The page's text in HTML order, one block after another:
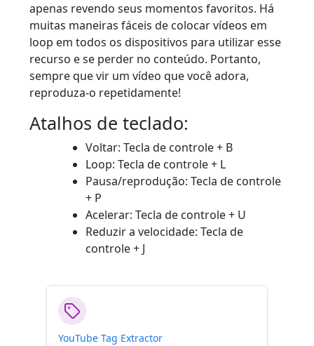
apenas revendo seus momentos favoritos. Há
muitas maneiras fáceis de colocar vídeos em
loop em todos os dispositivos para utilizar esse
recurso e se perder no conteúdo. Portanto,
sempre que vir um vídeo que você adora,
reproduza-o repetidamente!
Atalhos de teclado:
Voltar: Tecla de controle + B
Loop: Tecla de controle + L
Pausa/reprodução: Tecla de controle
+ P
Acelerar: Tecla de controle + U
Reduzir a velocidade: Tecla de
controle + J
YouTube Tag Extractor